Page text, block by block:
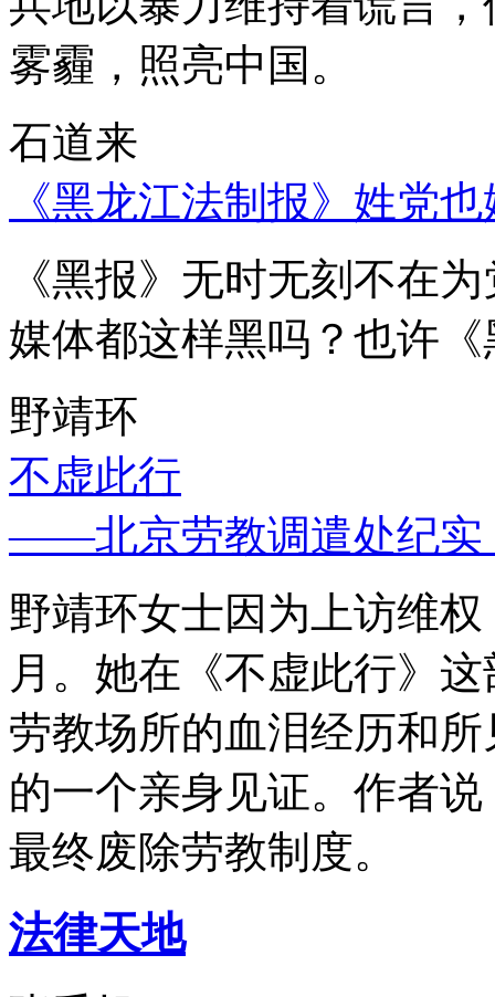
雾霾，照亮中国。
石道来
《黑龙江法制报》姓党
《黑报》无时无刻不在
媒体都这样黑吗？也许
野靖环
不虚此行
——北京劳教调遣处纪实
野靖环女士因为上访维
月。她在《不虚此行》
劳教场所的血泪经历和
的一个亲身见证。作者
最终废除劳教制度。
法律天地